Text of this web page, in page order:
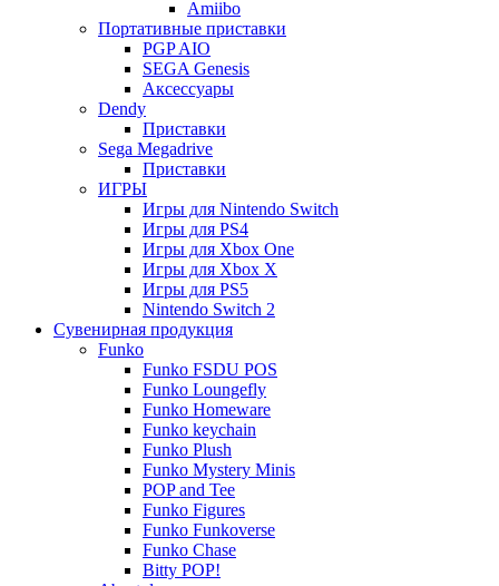
Amiibo
Портативные приставки
PGP AIO
SEGA Genesis
Аксессуары
Dendy
Приставки
Sega Megadrive
Приставки
ИГРЫ
Игры для Nintendo Switch
Игры для PS4
Игры для Xbox One
Игры для Xbox X
Игры для PS5
Nintendo Switch 2
Сувенирная продукция
Funko
Funko FSDU POS
Funko Loungefly
Funko Homeware
Funko keychain
Funko Plush
Funko Mystery Minis
POP and Tee
Funko Figures
Funko Funkoverse
Funko Chase
Bitty POP!